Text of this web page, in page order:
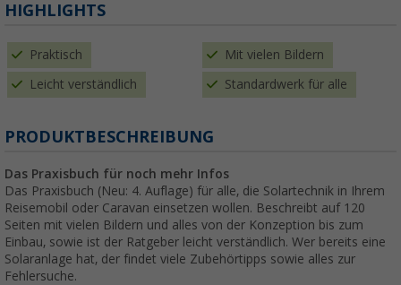
HIGHLIGHTS
Praktisch Mit vielen Bildern
Leicht verständlich Standardwerk für alle
PRODUKTBESCHREIBUNG
Das Praxisbuch für noch mehr Infos
Das Praxisbuch (Neu: 4. Auflage) für alle, die Solartechnik in Ihrem
Reisemobil oder Caravan einsetzen wollen. Beschreibt auf 120
Seiten mit vielen Bildern und alles von der Konzeption bis zum
Einbau, sowie ist der Ratgeber leicht verständlich. Wer bereits eine
Solaranlage hat, der findet viele Zubehörtipps sowie alles zur
Fehlersuche.